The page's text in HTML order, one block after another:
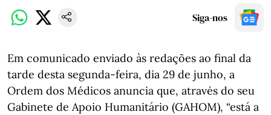
Siga-nos
Em comunicado enviado às redações ao final da
tarde desta segunda-feira, dia 29 de junho, a
Ordem dos Médicos anuncia que, através do seu
Gabinete de Apoio Humanitário (GAHOM), “está a